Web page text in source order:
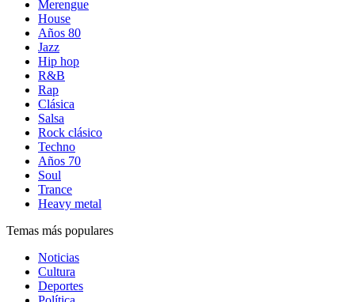
Merengue
House
Años 80
Jazz
Hip hop
R&B
Rap
Clásica
Salsa
Rock clásico
Techno
Años 70
Soul
Trance
Heavy metal
Temas más populares
Noticias
Cultura
Deportes